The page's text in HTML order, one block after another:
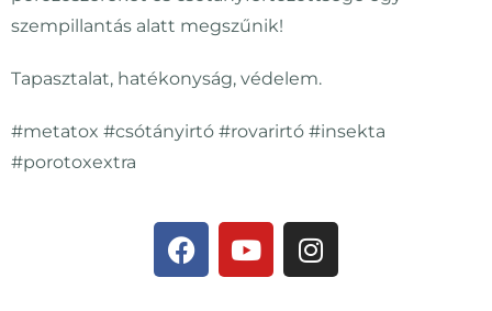
szempillantás alatt megszűnik!
Tapasztalat, hatékonyság, védelem.
#metatox #csótányirtó #rovarirtó #insekta
#porotoxextra